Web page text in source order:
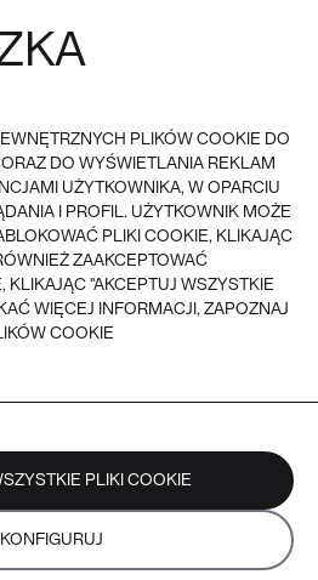
POZOSTAŁE
© VEER, WSZYSTKIE PRAWA ZASTRZEŻONE
PLIKÓW COOKIE DO
DO WYŚWIETLANIA REKLAM
UŻYTKOWNIKA, W OPARCIU
I PROFIL. UŻYTKOWNIK MOŻE
PLIKI COOKIE, KLIKAJĄC
ZAAKCEPTOWAĆ
KLIKAJĄC "AKCEPTUJ WSZYSTKIE
WIĘCEJ INFORMACJI, ZAPOZNAJ
COOKIE
PLIKI COOKIE